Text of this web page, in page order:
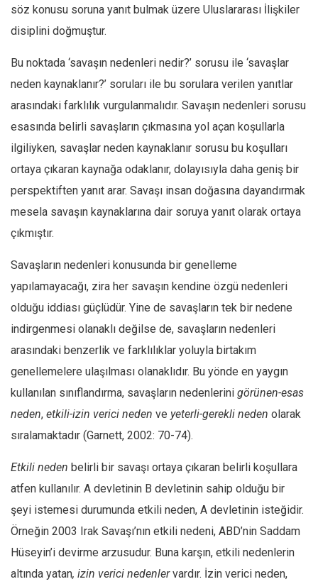
söz konusu soruna yanıt bulmak üzere Uluslararası İlişkiler
disiplini doğmuştur.
Bu noktada ‘savaşın nedenleri nedir?’ sorusu ile ‘savaşlar
neden kaynaklanır?’ soruları ile bu sorulara verilen yanıtlar
arasındaki farklılık vurgulanmalıdır. Savaşın nedenleri sorusu
esasında belirli savaşların çıkmasına yol açan koşullarla
ilgiliyken, savaşlar neden kaynaklanır sorusu bu koşulları
ortaya çıkaran kaynağa odaklanır, dolayısıyla daha geniş bir
perspektiften yanıt arar. Savaşı insan doğasına dayandırmak
mesela savaşın kaynaklarına dair soruya yanıt olarak ortaya
çıkmıştır.
Savaşların nedenleri konusunda bir genelleme
yapılamayacağı, zira her savaşın kendine özgü nedenleri
olduğu iddiası güçlüdür. Yine de savaşların tek bir nedene
indirgenmesi olanaklı değilse de, savaşların nedenleri
arasındaki benzerlik ve farklılıklar yoluyla birtakım
genellemelere ulaşılması olanaklıdır. Bu yönde en yaygın
kullanılan sınıflandırma, savaşların nedenlerini görünen-esas
neden, etkili-izin verici neden ve yeterli-gerekli neden olarak
sıralamaktadır (Garnett, 2002: 70-74).
Etkili neden belirli bir savaşı ortaya çıkaran belirli koşullara
atfen kullanılır. A devletinin B devletinin sahip olduğu bir
şeyi istemesi durumunda etkili neden, A devletinin isteğidir.
Örneğin 2003 Irak Savaşı’nın etkili nedeni, ABD’nin Saddam
Hüseyin’i devirme arzusudur. Buna karşın, etkili nedenlerin
altında yatan, izin verici nedenlervardır. İzin verici neden,